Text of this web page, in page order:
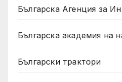
Българска Агенция за
Българска академия на
Български трактори